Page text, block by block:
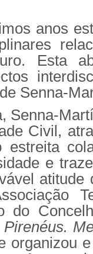
anos
Esta
Senna-
Senna-
Civil,
estreita
e
do
organizou